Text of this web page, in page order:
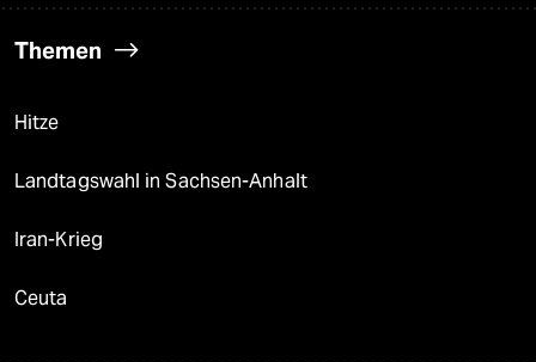
Themen
Hitze
Landtagswahl in Sachsen-Anhalt
Iran-Krieg
Ceuta